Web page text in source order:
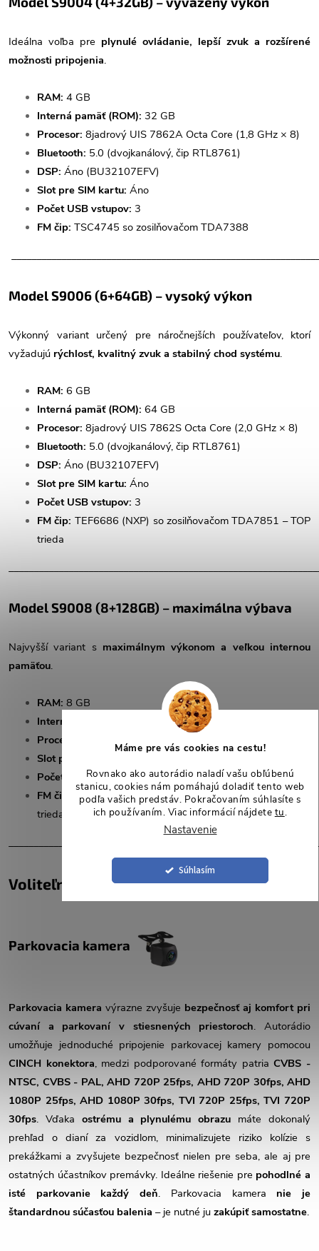
Máme pre vás cookies na cestu!
Rovnako ako autorádio naladí vašu obľúbenú
stanicu, cookies nám pomáhajú doladiť tento web
podľa vašich predstáv. Pokračovaním súhlasíte s
ich používaním. Viac informácií nájdete tu.
Nastavenie
Súhlasím
Ideálna voľba pre plynulé ovládanie, lepší zvuk a rozšírené
možnosti pripojenia.
RAM: 4 GB
Interná pamäť (ROM): 32 GB
Procesor: 8jadrový UIS 7862A Octa Core (1,8 GHz × 8)
Bluetooth: 5.0 (dvojkanálový, čip RTL8761)
DSP: Áno (BU32107EFV)
Slot pre SIM kartu: Áno
Počet USB vstupov: 3
FM čip: TSC4745 so zosilňovačom TDA7388
Model S9006 (6+64GB) – vysoký výkon
Výkonný variant určený pre náročnejších používateľov, ktorí
vyžadujú rýchlosť, kvalitný zvuk a stabilný chod systému.
RAM: 6 GB
Interná pamäť (ROM): 64 GB
Procesor: 8jadrový UIS 7862S Octa Core (2,0 GHz × 8)
Bluetooth: 5.0 (dvojkanálový, čip RTL8761)
DSP: Áno (BU32107EFV)
Slot pre SIM kartu: Áno
Počet USB vstupov: 3
FM čip: TEF6686 (NXP) so zosilňovačom TDA7851 – TOP
trieda
Model S9008 (8+128GB) – maximálna výbava
Najvyšší variant s maximálnym výkonom a veľkou internou
pamäťou.
RAM: 8 GB
Interná pamäť (ROM):
128 GB
Procesor:
8jadrový UIS 7862S Octa Core (2,0 GHz × 8)
Slot pre SIM kartu:
Počet USB vstupov:3
FM čip:
TEF6686 (NXP) so zosilňovačom TDA7851 – TOP
trieda
Voliteľné príslušenstvo
Parkovacia kamera
Parkovacia kamera výrazne zvyšuje bezpečnosť aj komfort pri
cúvaní a parkovaní v stiesnených priestoroch. Autorádio
umožňuje jednoduché pripojenie parkovacej kamery pomocou
CINCH konektora, medzi podporované formáty patriaCVBS -
NTSC, CVBS - PAL, AHD 720P 25fps, AHD 720P 30fps, AHD
1080P 25fps, AHD 1080P 30fps, TVI 720P 25fps, TVI 720P
30fps. Vďaka ostrému a plynulému obrazu máte dokonalý
prehľad o dianí za vozidlom, minimalizujete riziko kolízie s
prekážkami a zvyšujete bezpečnosť nielen pre seba, ale aj pre
ostatných účastníkov premávky. Ideálne riešenie pre pohodlné a
isté parkovanie každý deň. Parkovacia kamera nie je
štandardnou súčasťou balenia – je nutné ju zakúpiť samostatne.